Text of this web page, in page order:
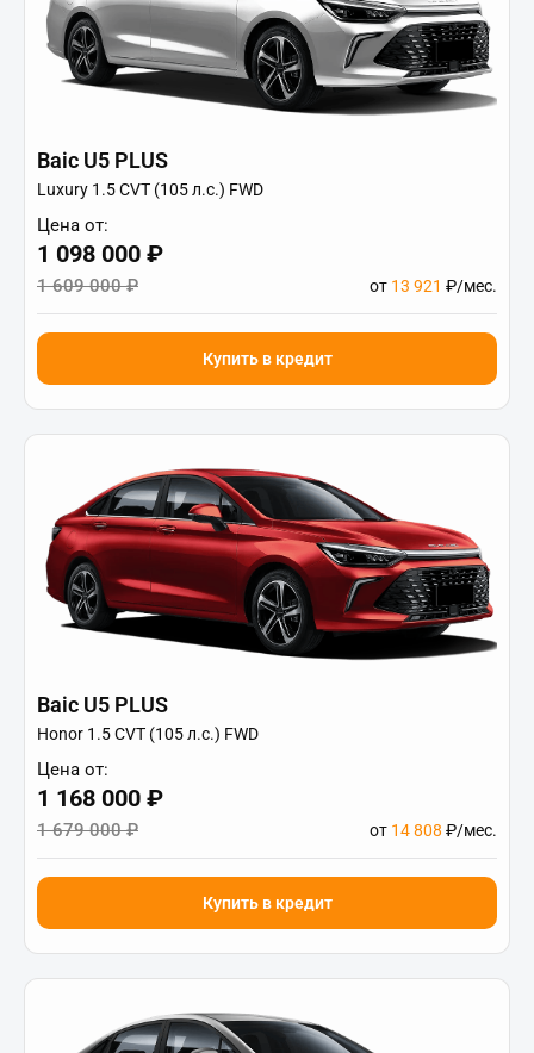
Baic U5 PLUS
Luxury 1.5 CVT (105 л.с.) FWD
Цена от:
1 098 000 ₽
1 609 000 ₽ от 13 921 ₽/мес.
Купить в кредит
Baic U5 PLUS
Honor 1.5 CVT (105 л.с.) FWD
Цена от:
1 168 000 ₽
1 679 000 ₽ от 14 808 ₽/мес.
Купить в кредит